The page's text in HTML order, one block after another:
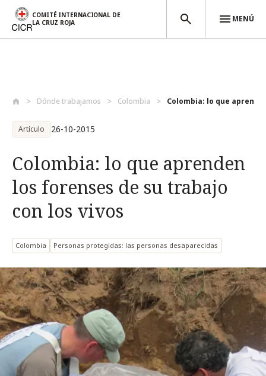
COMITÉ INTERNACIONAL DE
LA CRUZ ROJA
MENÚ
Dónde trabajamos Colombia Colombia: lo que
Artículo 26-10-2015
Colombia: lo que aprenden
los forenses de su trabajo
con los vivos
Colombia Personas protegidas: las personas desaparecidas